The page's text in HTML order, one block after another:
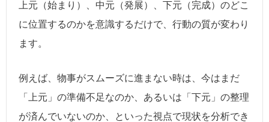
上元（始まり）、中元（発展）、下元（完成）のどこ
に位置するのかを意識するだけで、行動の質が変わり
ます。
例えば、物事がスムーズに進まない時は、今はまだ
「上元」の準備不足なのか、あるいは「下元」の整理
が済んでいないのか、といった視点で現状を分析でき